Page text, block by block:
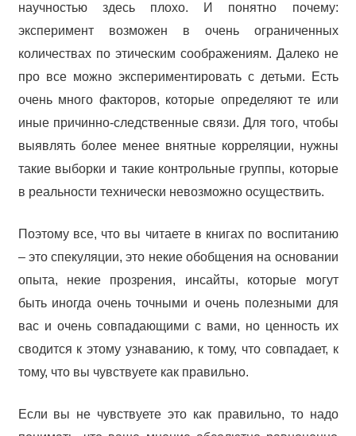
научностью здесь плохо. И понятно почему:
эксперимент возможен в очень ограниченных
количествах по этическим соображениям. Далеко не
про все можно экспериментировать с детьми. Есть
очень много факторов, которые определяют те или
иные причинно-следственные связи. Для того, чтобы
выявлять более менее внятные корреляции, нужны
такие выборки и такие контрольные группы, которые
в реальности технически невозможно осуществить.
Поэтому все, что вы читаете в книгах по воспитанию
– это спекуляции, это некие обобщения на основании
опыта, некие прозрения, инсайты, которые могут
быть иногда очень точными и очень полезными для
вас и очень совпадающими с вами, но ценность их
сводится к этому узнаванию, к тому, что совпадает, к
тому, что вы чувствуете как правильно.
Если вы не чувствуете это как правильно, то надо